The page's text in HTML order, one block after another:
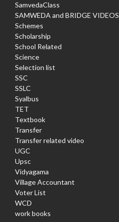
SamvedaClass
SAMWEDA and BRIDGE VIDEOS
Schemes
Scholarship
School Related
Science
Selection list
SSC
SSLC
Syalbus
TET
Textbook
Transfer
Transfer related video
UGC
Upsc
Vidyagama
Village Accountant
Voter List
WCD
work books